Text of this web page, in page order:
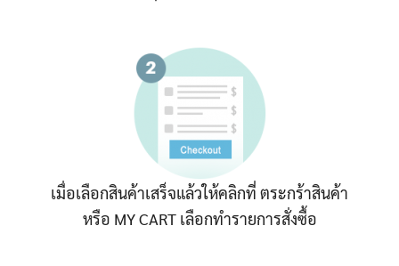
เมื่อเลือกสินค้าเสร็จแล้วให้คลิกที่ ตระกร้าสินค้า
หรือ MY CART เลือกทำรายการสั่งซื้อ